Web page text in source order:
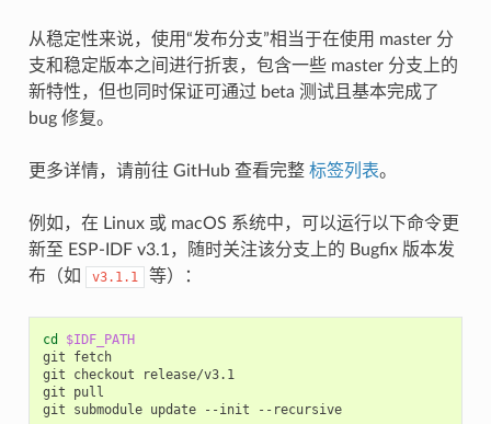
从稳定性来说，使用“发布分支”相当于在使用 master 分
支和稳定版本之间进行折衷，包含一些 master 分支上的
新特性，但也同时保证可通过 beta 测试且基本完成了
bug 修复。
更多详情，请前往 GitHub 查看完整 标签列表。
例如，在 Linux 或 macOS 系统中，可以运行以下命令更
新至 ESP-IDF v3.1，随时关注该分支上的 Bugfix 版本发
布（如
v3.1.1 等）：
cd
$IDF_PATH
git
fetch
git
checkout
release/v3.1
git
pull
git
submodule update --init --recursive